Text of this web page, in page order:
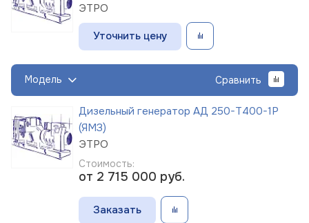
ЭТРО
Уточнить цену
Модель Сравнить
Дизельный генератор АД 250-Т400-1Р
(ЯМЗ)
ЭТРО
Стоимость:
от 2 715 000 руб.
Заказать